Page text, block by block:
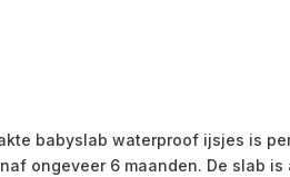
babyslab waterproof ijsjes is
ongeveer 6 maanden. De slab